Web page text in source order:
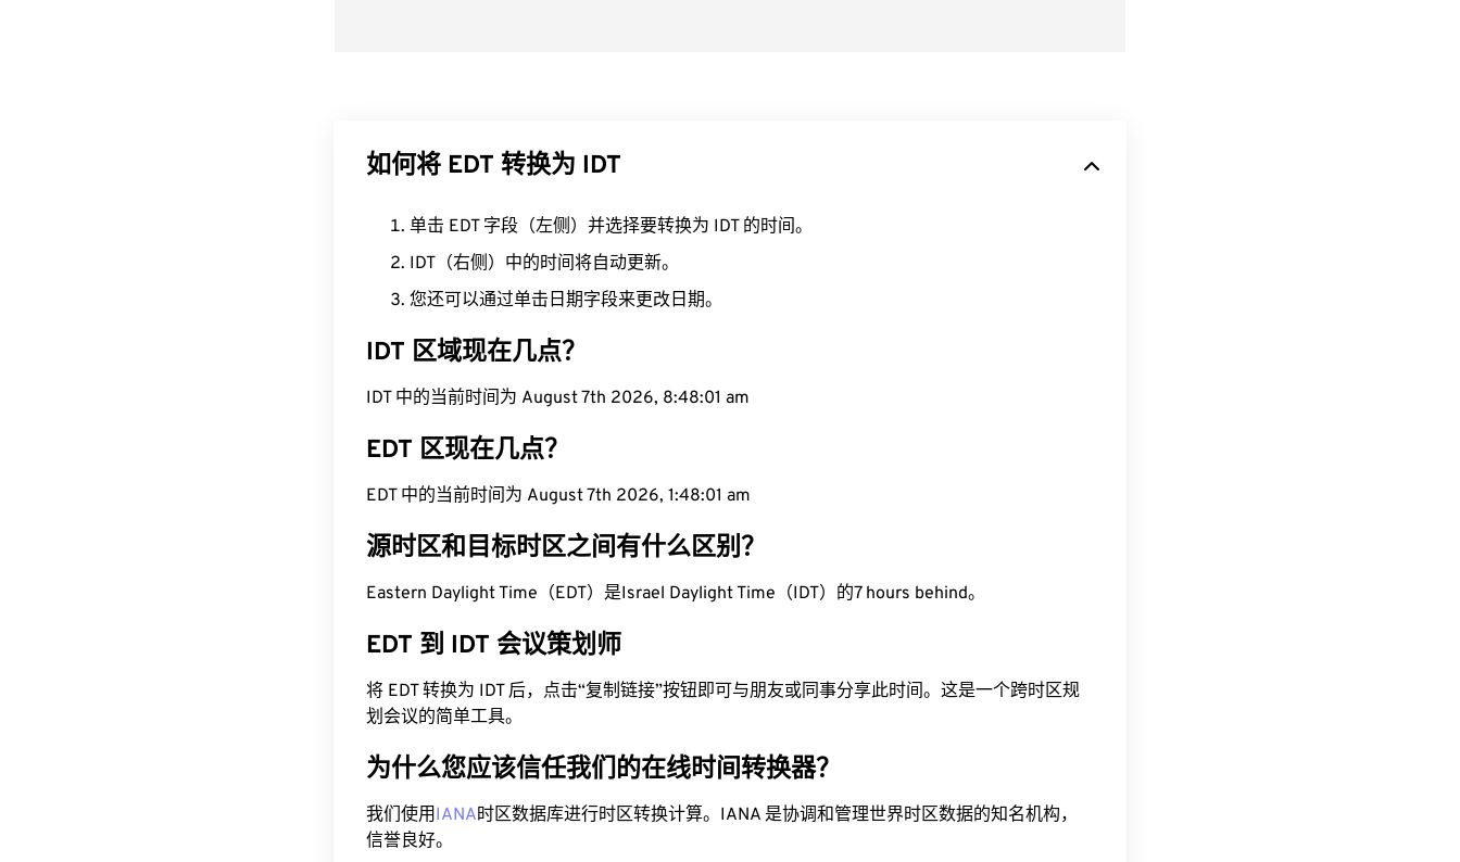
如何将 EDT 转换为 IDT
单击 EDT 字段（左侧）并选择要转换为 IDT 的时间。
IDT（右侧）中的时间将自动更新。
您还可以通过单击日期字段来更改日期。
IDT 区域现在几点？
IDT 中的当前时间为 August 7th 2026, 8:48:02 am
EDT 区现在几点？
EDT 中的当前时间为 August 7th 2026, 1:48:02 am
源时区和目标时区之间有什么区别？
Eastern Daylight Time（EDT）是Israel Daylight Time（IDT）的7 hours behind。
EDT 到 IDT 会议策划师
将 EDT 转换为 IDT 后，点击“复制链接”按钮即可与朋友或同事分享此时间。这是一个跨时区规
划会议的简单工具。
为什么您应该信任我们的在线时间转换器？
我们使用IANA时区数据库进行时区转换计算。IANA 是协调和管理世界时区数据的知名机构，
信誉良好。